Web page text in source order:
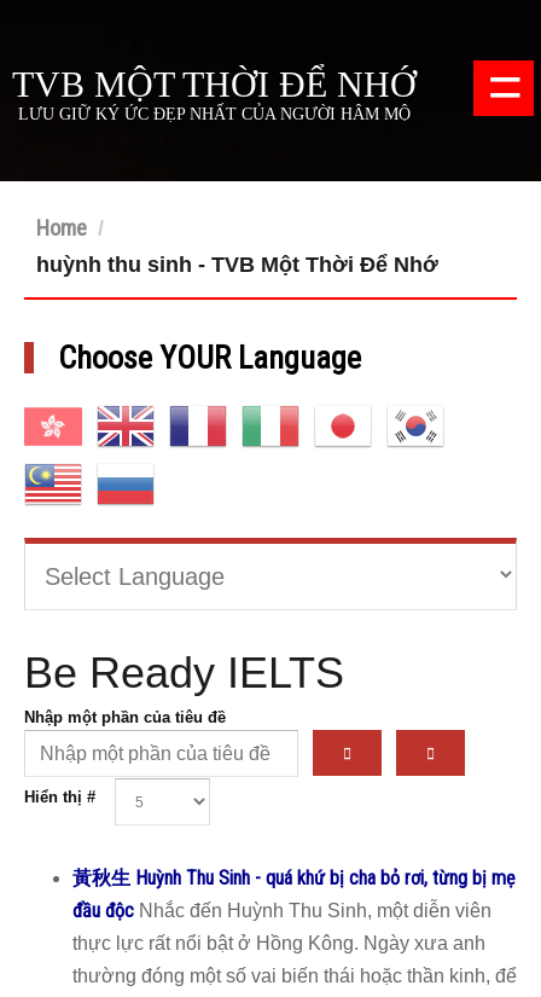
TVB MỘT THỜI ĐỂ NHỚ
LƯU GIỮ KÝ ỨC ĐẸP NHẤT CỦA NGƯỜI HÂM MỘ =
Home /
huỳnh thu sinh - TVB Một Thời Để Nhớ
Choose YOUR Language
Be Ready IELTS
Nhập một phần của tiêu đề
Hiển thị #
黃秋生 Huỳnh Thu Sinh - quá khứ bị cha bỏ rơi, từng bị mẹ
đầu độc Nhắc đến Huỳnh Thu Sinh, một diễn viên
thực lực rất nổi bật ở Hồng Kông. Ngày xưa anh
thường đóng một số vai biến thái hoặc thần kinh, để